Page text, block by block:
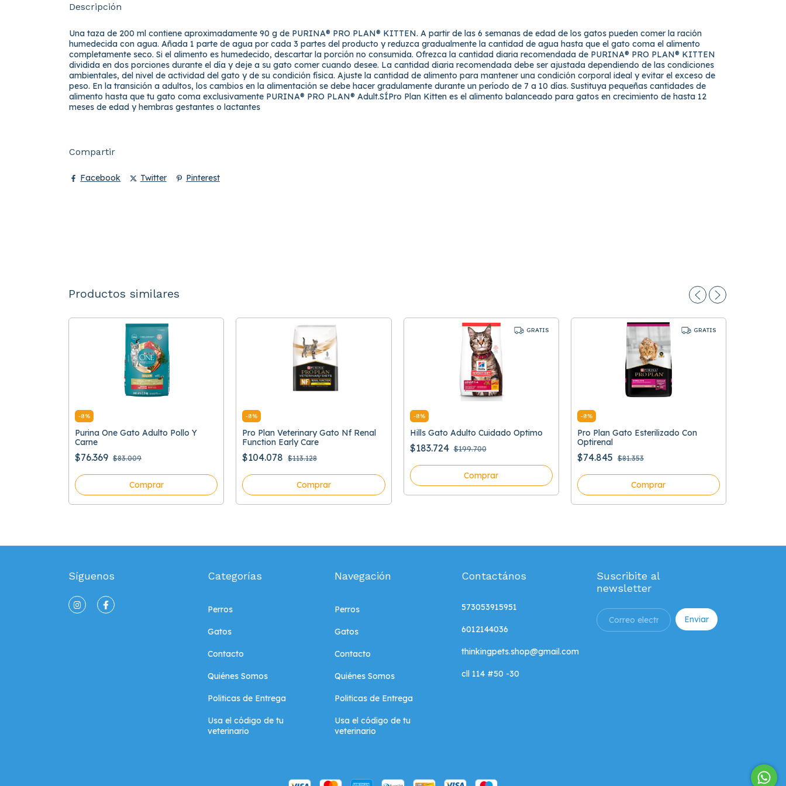
Descripción
Una taza de 200 ml contiene aproximadamente 90 g de PURINA® PRO PLAN® KITTEN. A partir de las 6 semanas de edad de los gatos pueden comer la ración
humedecida con agua. Añada 1 parte de agua por cada 3 partes del producto y reduzca gradualmente la cantidad de agua hasta que el gato coma el alimento
completamente seco. Si el alimento es humedecido, descartar la porción no consumida. Ofrezca la cantidad diaria recomendada de PURINA® PRO PLAN® KITTEN
dividida en dos porciones durante el día y deje a su gato comer cuando desee. La cantidad diaria recomendada debe ser ajustada dependiendo de las condiciones
ambientales, del nivel de actividad del gato y de su condición física. Ajuste la cantidad de alimento para mantener una condición corporal ideal y evitar el exceso de
peso. En la transición a adultos, los cambios en la alimentación se debe hacer gradulamente durante un período de 7 a 10 días. Sustituya pequeñas cantidades de
alimento hasta que tu gato coma exclusivamente PURINA® PRO PLAN® Adult.SÍPro Plan Kitten es el alimento balanceado para gatos en crecimiento de hasta 12
meses de edad y hembras gestantes o lactantes
Compartir
Facebook Twitter Pinterest
Productos similares
-8%
Purina One Gato Adulto Pollo Y
Carne
$76.369 $83.009
Comprar
-8%
Pro Plan Veterinary Gato Nf Renal
Function Early Care
$104.078 $113.128
Comprar
GRATIS
-8%
Hills Gato Adulto Cuidado Optimo
$183.724 $199.700
Comprar
GRATIS
-8%
Pro Plan Gato Esterilizado Con
Optirenal
$74.845 $81.353
Comprar
Síguenos Categorías
Perros
Gatos
Contacto
Quiénes Somos
Politicas de Entrega
Usa el código de tu
veterinario
Navegación
Perros
Gatos
Contacto
Quiénes Somos
Politicas de Entrega
Usa el código de tu
veterinario
Contactános
573053915951
6012144036
thinkingpets.shop@gmail.com
cll 114 #50 -30
Suscribite al
newsletter